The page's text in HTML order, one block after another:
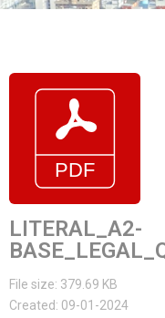
LITERAL_A2-
File size: 379.69 KB
Created: 09-01-2024